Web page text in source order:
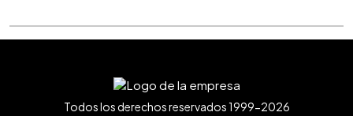
Todos los derechos reservados 1999-2026